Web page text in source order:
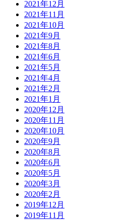
2021年12月
2021年11月
2021年10月
2021年9月
2021年8月
2021年6月
2021年5月
2021年4月
2021年2月
2021年1月
2020年12月
2020年11月
2020年10月
2020年9月
2020年8月
2020年6月
2020年5月
2020年3月
2020年2月
2019年12月
2019年11月